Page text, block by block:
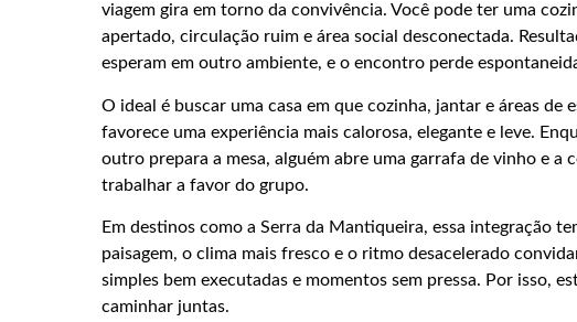
viagem gira em torno da convivência. Você pode ter uma
apertado, circulação ruim e área social desconectada.
esperam em outro ambiente, e o encontro perde
O ideal é buscar uma casa em que cozinha, jantar e áreas de
favorece uma experiência mais calorosa, elegante e leve.
outro prepara a mesa, alguém abre uma garrafa de vinho e a
trabalhar a favor do grupo.
Em destinos como a Serra da Mantiqueira, essa integração
paisagem, o clima mais fresco e o ritmo desacelerado
simples bem executadas e momentos sem pressa. Por isso,
caminhar juntas.